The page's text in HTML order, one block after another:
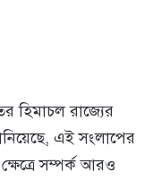
হিমাচল রাজ্যের
এই সংলাপের
সম্পর্ক আরও